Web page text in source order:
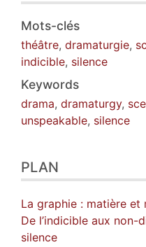
Mots-clés
théâtre, dramaturgie,
indicible, silence
Keywords
drama, dramaturgy,
unspeakable, silence
PLAN
La graphie : matière et
De l’indicible aux
silence